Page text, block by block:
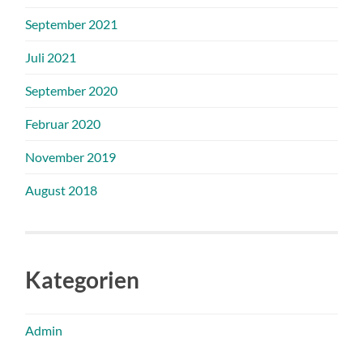
September 2021
Juli 2021
September 2020
Februar 2020
November 2019
August 2018
Kategorien
Admin